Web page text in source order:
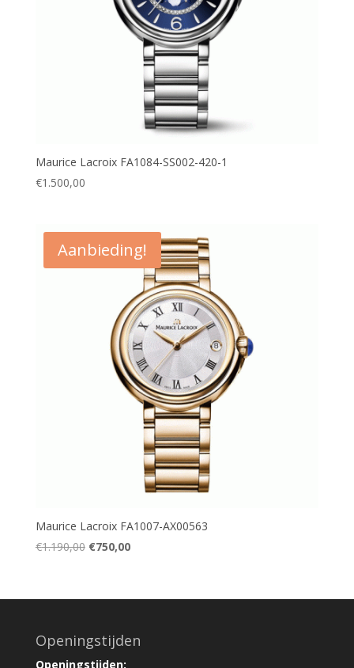
Maurice Lacroix FA1084-SS002-420-1
€1.500,00
Aanbieding!
Maurice Lacroix FA1007-AX00563
€1.190,00 Oorspronkelijke
€1.190,00.
€750,00Huidige
€750,00.
Openingstijden
Openingstijden: